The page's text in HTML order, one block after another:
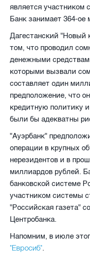
является участником
Банк занимает 364-ое
Дагестанский "Новый
том, что проводил
денежными
которыми вызвали
составляет один
предположение, что
кредитную политику
были бы адекватны
"Ауэрбанк"
операции в крупных
нерезидентов и в
миллиардов рублей.
банковской системе
участником системы
"Российская газета"
Центробанка.
Напомним, в июле
"Евросиб".